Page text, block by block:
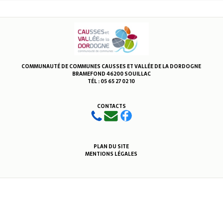
COMMUNAUTÉ DE COMMUNES CAUSSES ET VALLÉE DE LA DORDOGNE
BRAMEFOND 46200 SOUILLAC
TÉL : 05 65 27 02 10
CONTACTS
PLAN DU SITE
MENTIONS LÉGALES